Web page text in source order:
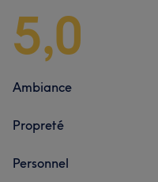
5,0
Ambiance
Propreté
Personnel